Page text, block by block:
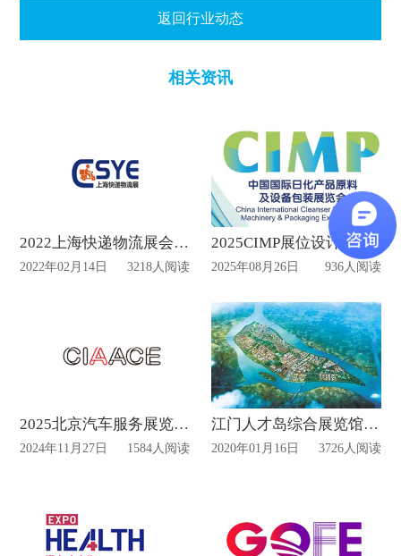
返回行业动态
相关资讯
2022上海快递物流展会有哪些看点？
2022年02月14日 3218人阅读
2025CIMP展位设计及搭建
2025年08月26日 936人阅读
2025北京汽车服务展览会 CIAACE布置搭建动态
2024年11月27日 1584人阅读
江门人才岛综合展览馆春节后交工!
2020年01月16日 3726人阅读